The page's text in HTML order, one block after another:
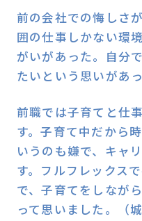
前の会社での悔しさ
囲の仕事しかない環
がいがあった。自分
たいという思いがあ
前職では子育てと仕
す。子育て中だから
いうのも嫌で、キャ
す。フルフレックス
で、子育てをしなが
って思いました。（城